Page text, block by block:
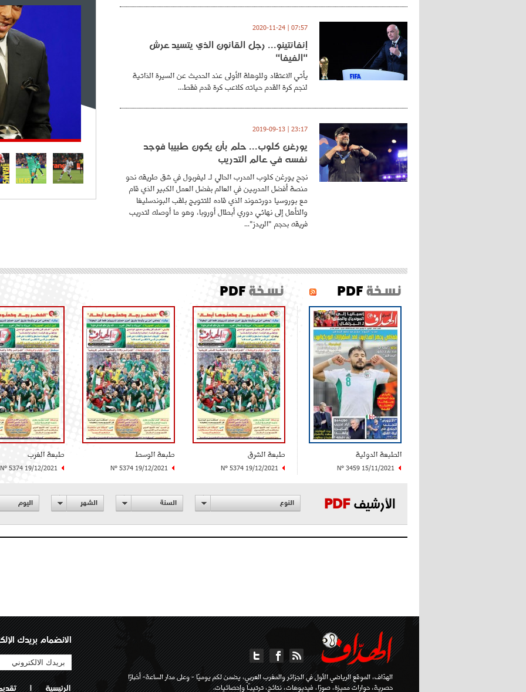
07:57 | 2020-11-24
إنفانتينو... رجل القانون الذي يتسيد عرش
"الفيفا"
يأتي الاعتقاد وللوهلة الأولى عند الحديث عن السيرة الذاتية
لنجم كرة القدم حياته كلاعب كرة قدم فقط...
23:17 | 2019-09-13
يورغن كلوب... حلم بأن يكون طبيبا فوجد
نفسه في عالم التدريب
نجح يورغن كلوب المدرب الحالي لـ ليفربول في شق طريقه نحو
منصة أفضل المدربين في العالم بفضل العمل الكبير الذي قام
مع بوروسيا دورتموند الذي قاده للتتويج بلقب البوندسليغا
والتأهل إلى نهائي دوري أبطال أوروبا، وهو ما أوصله لتدريب
فريقه بحجم "الريدز"...
نسخةPDF
الطبعة الدولية
N° 3459 15/11/2021
نسخةPDF
طبعة الشرق
N° 5374 19/12/2021
طبعة الوسط
N° 5374 19/12/2021
طبعة الغرب
N° 5374 19/12/2021
الأرشيفPDF النوع السنة الشهر اليوم
الهدّاف، الموقع الرياضي الأول في الجزائر والمغرب العربي، يضمن لكم يوميًا - وعلى مدار الساعة- أخبارًا
حصرية، حوارات مميزة، صورًا، فيديوهات، نتائج، ترتيبـًا وإحصائيات.
الانضمام بريدك
الرئيسية |